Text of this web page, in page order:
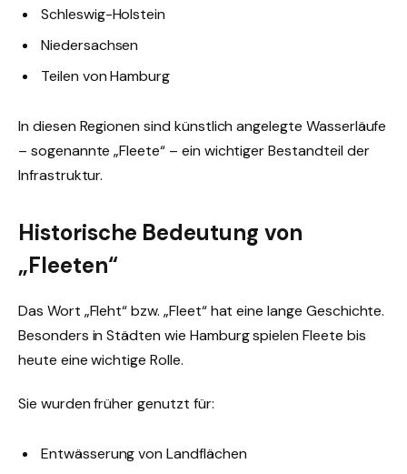
Schleswig-Holstein
Niedersachsen
Teilen von Hamburg
In diesen Regionen sind künstlich angelegte Wasserläufe
– sogenannte „Fleete“ – ein wichtiger Bestandteil der
Infrastruktur.
Historische Bedeutung von
„Fleeten“
Das Wort „Fleht“ bzw. „Fleet“ hat eine lange Geschichte.
Besonders in Städten wie Hamburg spielen Fleete bis
heute eine wichtige Rolle.
Sie wurden früher genutzt für:
Entwässerung von Landflächen